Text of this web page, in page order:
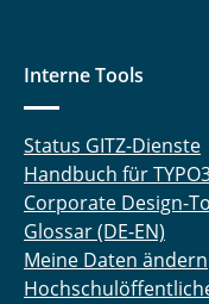
Interne Tools
Status GITZ-Dienste
Handbuch für
Corporate Design-
Glossar (DE-EN)
Meine Daten ändern